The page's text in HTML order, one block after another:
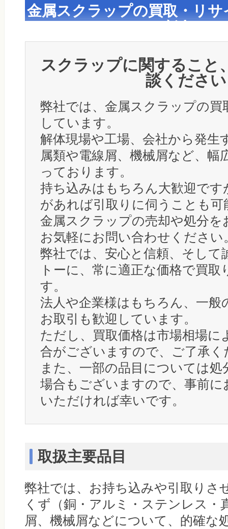
金属スクラップの買取・リ
ださい
スクラップに関すること
談ください
弊社では、金属スクラップの買
しています。
解体現場や工場、会社から発生
属類や電線屑、機械屑など、幅
っております。
持ち込みはもちろん大歓迎で
があれば引取りに伺うことも可
金属スクラップの売却や処分を
お気軽にお問い合わせください
弊社では、安心と信頼、そして
トーに、常に適正な価格で買
す。
法人や企業様はもちろん、一般
お取引も歓迎しています。
ただし、買取価格は市場相場に
合がございますので、ご了承く
また、一部の品目については処
場合もございますので、事前に
いただければ幸いです。
取扱主要品目
弊社では、お持ち込みや引取りさ
くず（銅・アルミ・ステンレス・
屑、機械屑などについて、的確な